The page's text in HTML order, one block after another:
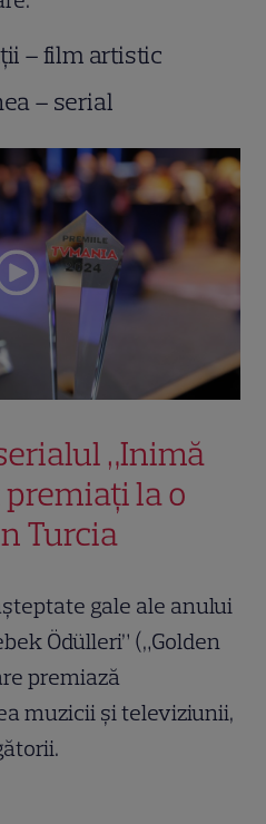
– film artistic
– serial
„Inimă
premiați la o
Turcia
gale ale anului
Ödülleri” („Golden
premiază
muzicii și televiziunii,